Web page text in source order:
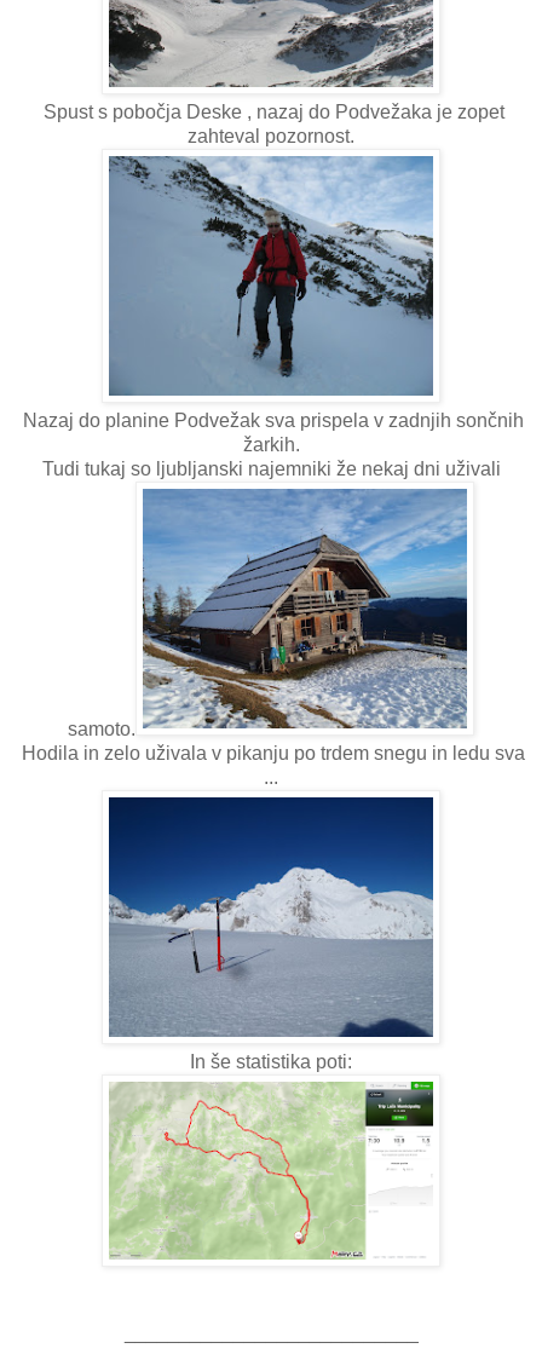
Spust s pobočja Deske , nazaj do Podvežaka je zopet
zahteval pozornost.
Nazaj do planine Podvežak sva prispela v zadnjih sončnih
žarkih.
Tudi tukaj so ljubljanski najemniki že nekaj dni uživali
samoto.
Hodila in zelo uživala v pikanju po trdem snegu in ledu sva
...
In še statistika poti: